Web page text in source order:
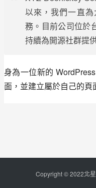
以來，我們一直
務。目前公司位於
持續為開源社群提
身為一位新的
面，並建立屬於自己的頁
Copyright © 2022北